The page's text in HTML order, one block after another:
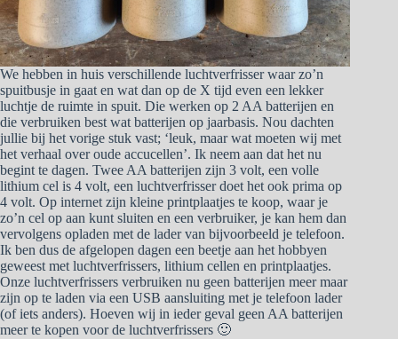
We hebben in huis verschillende luchtverfrisser waar zo’n
spuitbusje in gaat en wat dan op de X tijd even een lekker
luchtje de ruimte in spuit. Die werken op 2 AA batterijen en
die verbruiken best wat batterijen op jaarbasis. Nou dachten
jullie bij het vorige stuk vast; ‘leuk, maar wat moeten wij met
het verhaal over oude accucellen’. Ik neem aan dat het nu
begint te dagen. Twee AA batterijen zijn 3 volt, een volle
lithium cel is 4 volt, een luchtverfrisser doet het ook prima op
4 volt. Op internet zijn kleine printplaatjes te koop, waar je
zo’n cel op aan kunt sluiten en een verbruiker, je kan hem dan
vervolgens opladen met de lader van bijvoorbeeld je telefoon.
Ik ben dus de afgelopen dagen een beetje aan het hobbyen
geweest met luchtverfrissers, lithium cellen en printplaatjes.
Onze luchtverfrissers verbruiken nu geen batterijen meer maar
zijn op te laden via een USB aansluiting met je telefoon lader
(of iets anders). Hoeven wij in ieder geval geen AA batterijen
meer te kopen voor de luchtverfrissers 🙂